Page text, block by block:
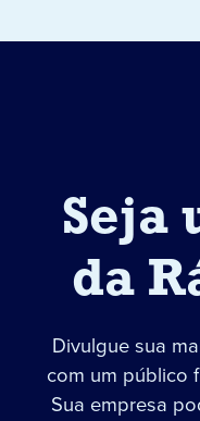
Seja
da
Divulgue sua
com um público
Sua empresa